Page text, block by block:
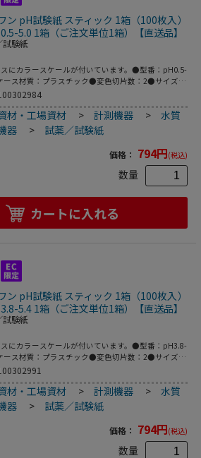
ン pH試験紙 スティック 1箱（100枚入）
5.0 1箱（ご注文単位1箱）【直送品】
試験紙
にカラースケールが付いています。●型番：pH0.5-
ス材質：プラスチック●変色切片数：2●サイズ：
測定領域：0.5～5.0●タイプ：スティック●
材・工場資材 >計測機器 >水質
器
> 試薬／試験紙
価格： 794円(税込)
数量
カートに入れる
ン pH試験紙 スティック 1箱（100枚入）
5.4 1箱（ご注文単位1箱）【直送品】
試験紙
にカラースケールが付いています。●型番：pH3.8-
ス材質：プラスチック●変色切片数：2●サイズ：
測定領域：3.8～5.4●タイプ：スティック●
材・工場資材 >計測機器 >水質
器
> 試薬／試験紙
価格： 794円(税込)
数量